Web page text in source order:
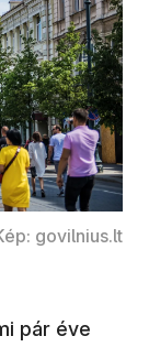
govilnius.lt
pár éve